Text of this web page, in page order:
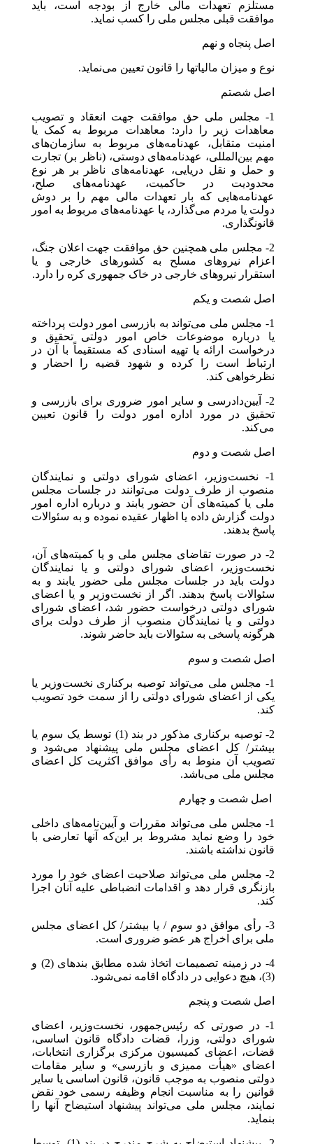
مستلزم تعهدات مالی خارج از بودجه است، باید
موافقت قبلی مجلس ملی را کسب نماید.
اصل پنجاه و نهم
نوع و میزان مالیاتها را قانون تعیین می‌نماید.
اصل شصتم
1- مجلس ملی حق موافقت جهت انعقاد و تصویب
معاهدات زیر را دارد: معاهدات مربوط به کمک یا
امنیت متقابل، عهدنامه‌های مربوط به سازمان‌های
مهم بین‌المللی، عهدنامه‌های دوستی، (ناظر بر) تجارت
و حمل و نقل دریایی، عهدنامه‌های ناظر بر هر نوع
محدودیت در حاکمیت، عهدنامه‌های صلح،
عهدنامه‌هایی که بار تعهدات مالی مهم را بر دوش
دولت یا مردم می‌گذارد، یا عهدنامه‌های مربوط به امور
قانونگذاری.
2- مجلس ملی همچنین حق موافقت جهت اعلان جنگ،
اعزام نیروهای مسلح به کشورهای خارجی و یا
استقرار نیروهای خارجی در خاک جمهوری کره را دارد.
اصل شصت و یکم
1- مجلس ملی می‌تواند به بازرسی امور دولت پرداخته
یا درباره موضوعات خاص امور دولتی تحقیق و
درخواست ارائه یا تهیه اسنادی که مستقیماً با آن در
ارتباط است را کرده و شهود قضیه را احضار و
نظرخواهی کند.
2- آیین‌دادرسی و سایر امور ضروری برای بازرسی و
تحقیق در مورد اداره امور دولت را قانون تعیین
می‌کند.
اصل شصت و دوم
1- نخست‌وزیر، اعضای شورای دولتی و نمایندگان
منصوب از طرف دولت می‌توانند در جلسات مجلس
ملی یا کمیته‌های آن حضور یابند و درباره اداره امور
دولت گزارش داده یا اظهار عقیده نموده و به سئوالات
پاسخ بدهند.
2- در صورت تقاضای مجلس ملی و یا کمیته‌های آن،
نخست‌وزیر، اعضای شورای دولتی و یا نمایندگان
دولت باید در جلسات مجلس ملی حضور یابند و به
سئوالات پاسخ بدهند. اگر از نخست‌وزیر و یا اعضای
شورای دولتی درخواست حضور شد، اعضای شورای
دولتی و یا نمایندگان منصوب از طرف دولت برای
هرگونه پاسخی به سئوالات باید حاضر شوند.
اصل شصت و سوم
1- مجلس ملی می‌تواند توصیه برکناری نخست‌وزیر یا
یکی از اعضای شورای دولتی را از سمت خود تصویب
کند.
2- توصیه برکناری مذکور در بند (1) توسط یک سوم یا
بیشتر/ کل اعضای مجلس ملی پیشنهاد می‌شود و
تصویب آن منوط به رأی موافق اکثریت کل اعضای
مجلس ملی می‌باشد.
اصل شصت و چهارم
1- مجلس ملی می‌تواند مقررات و آیین‌نامه‌های داخلی
خود را وضع نماید مشروط بر این‌که آنها تعارضی با
قانون نداشته باشند.
2- مجلس ملی می‌تواند صلاحیت اعضای خود را مورد
بازنگری قرار دهد و اقدامات انضباطی علیه آنان اجرا
کند.
3- رأی موافق دو سوم / یا بیشتر/ کل اعضای مجلس
ملی برای اخراج هر عضو ضروری است.
4- در زمینه تصمیمات اتخاذ شده مطابق بندهای (2) و
اصل شصت و پنجم
1- در صورتی که رئیس‌جمهور، نخست‌وزیر، اعضای
شورای دولتی، وزرا، قضات دادگاه قانون اساسی،
قضات، اعضای کمیسیون مرکزی برگزاری انتخابات،
اعضای «هیأت ممیزی و بازرسی» و سایر مقامات
دولتی منصوب به موجب قانون، قانون اساسی یا سایر
قوانین را به مناسبت انجام وظیفه رسمی خود نقض
نمایند، مجلس ملی می‌تواند پیشنهاد استیضاح آنها را
بنماید.